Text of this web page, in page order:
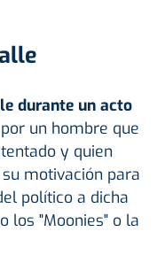
durante un acto
un hombre que
y quien
motivación para
político a dicha
los "Moonies" o la